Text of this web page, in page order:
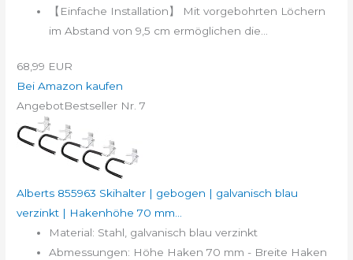
【Einfache Installation】 Mit vorgebohrten Löchern
im Abstand von 9,5 cm ermöglichen die...
68,99 EUR
Bei Amazon kaufen
AngebotBestseller Nr. 7
Alberts 855963 Skihalter | gebogen | galvanisch blau
verzinkt | Hakenhöhe 70 mm...
Material: Stahl, galvanisch blau verzinkt
Abmessungen: Höhe Haken 70 mm - Breite Haken